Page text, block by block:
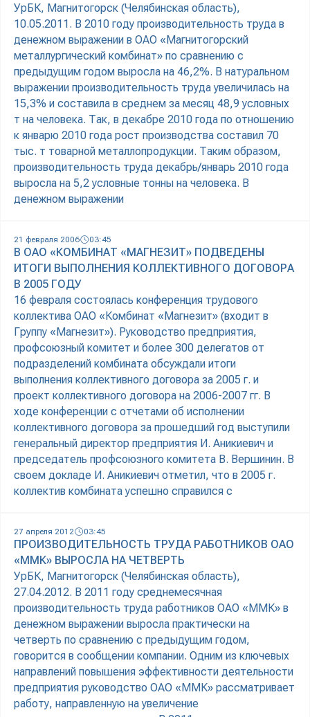
УрБК, Магнитогорск (Челябинская область),
10.05.2011. В 2010 году производительность труда в
денежном выражении в ОАО «Магнитогорский
металлургический комбинат» по сравнению с
предыдущим годом выросла на 46,2%. В натуральном
выражении производительность труда увеличилась на
15,3% и составила в среднем за месяц 48,9 условных
т на человека. Так, в декабре 2010 года по отношению
к январю 2010 года рост производства составил 70
тыс. т товарной металлопродукции. Таким образом,
производительность труда декабрь/январь 2010 года
выросла на 5,2 условные тонны на человека. В
денежном выражении
21 февраля 2006 03:45
В ОАО «КОМБИНАТ «МАГНЕЗИТ» ПОДВЕДЕНЫ
ИТОГИ ВЫПОЛНЕНИЯ КОЛЛЕКТИВНОГО ДОГОВОРА
В 2005 ГОДУ
16 февраля состоялась конференция трудового
коллектива ОАО «Комбинат «Магнезит» (входит в
Группу «Магнезит»). Руководство предприятия,
профсоюзный комитет и более 300 делегатов от
подразделений комбината обсуждали итоги
выполнения коллективного договора за 2005 г. и
проект коллективного договора на 2006-2007 гг. В
ходе конференции с отчетами об исполнении
коллективного договора за прошедший год выступили
генеральный директор предприятия И. Аникиевич и
председатель профсоюзного комитета В. Вершинин. В
своем докладе И. Аникиевич отметил, что в 2005 г.
коллектив комбината успешно справился с
27 апреля 2012 03:45
ПРОИЗВОДИТЕЛЬНОСТЬ ТРУДА РАБОТНИКОВ ОАО
«ММК» ВЫРОСЛА НА ЧЕТВЕРТЬ
УрБК, Магнитогорск (Челябинская область),
27.04.2012. В 2011 году среднемесячная
производительность труда работников ОАО «ММК» в
денежном выражении выросла практически на
четверть по сравнению с предыдущим годом,
говорится в сообщении компании. Одним из ключевых
направлений повышения эффективности деятельности
предприятия руководство ОАО «ММК» рассматривает
работу, направленную на увеличение